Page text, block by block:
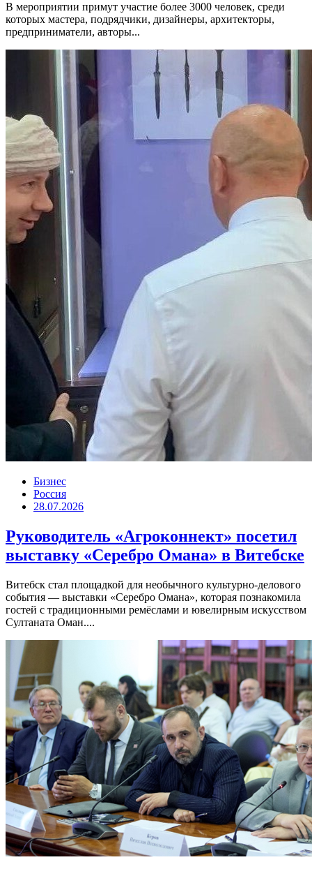
В мероприятии примут участие более 3000 человек, среди
которых мастера, подрядчики, дизайнеры, архитекторы,
предприниматели, авторы...
Бизнес
Россия
28.07.2026
Руководитель «Агроконнект» посетил
выставку «Серебро Омана» в Витебске
Витебск стал площадкой для необычного культурно-делового
события — выставки «Серебро Омана», которая познакомила
гостей с традиционными ремёслами и ювелирным искусством
Султаната Оман....